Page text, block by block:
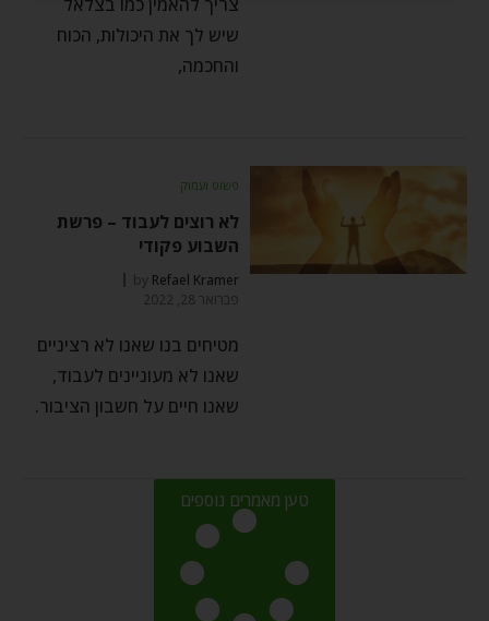
שיש לך את היכולות, הכוח
והחכמה,
פשוט ועמוק
לא רוצים לעבוד – פרשת
השבוע פקודי
by Refael Kramer
פברואר 28, 2022
מטיחים בנו שאנו לא רציניים
שאנו לא מעוניינים לעבוד,
שאנו חיים על חשבון הציבור.
טען מאמרים נוספים